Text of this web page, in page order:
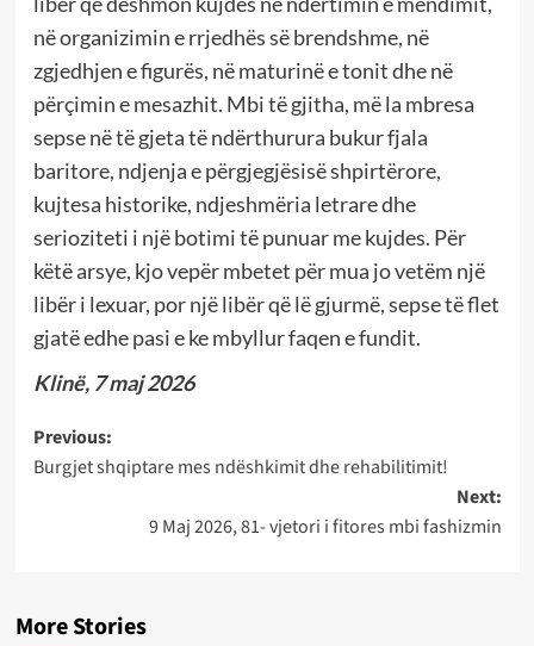
në organizimin e rrjedhës së brendshme, në
zgjedhjen e figurës, në maturinë e tonit dhe në
përçimin e mesazhit. Mbi të gjitha, më la mbresa
sepse në të gjeta të ndërthurura bukur fjala
baritore, ndjenja e përgjegjësisë shpirtërore,
kujtesa historike, ndjeshmëria letrare dhe
serioziteti i një botimi të punuar me kujdes. Për
këtë arsye, kjo vepër mbetet për mua jo vetëm një
libër i lexuar, por një libër që lë gjurmë, sepse të flet
gjatë edhe pasi e ke mbyllur faqen e fundit.
Klinë, 7 maj 2026
Post
navigation
Previous:
Burgjet shqiptare mes ndëshkimit dhe rehabilitimit!
Next:
9 Maj 2026, 81- vjetori i fitores mbi fashizmin
More Stories